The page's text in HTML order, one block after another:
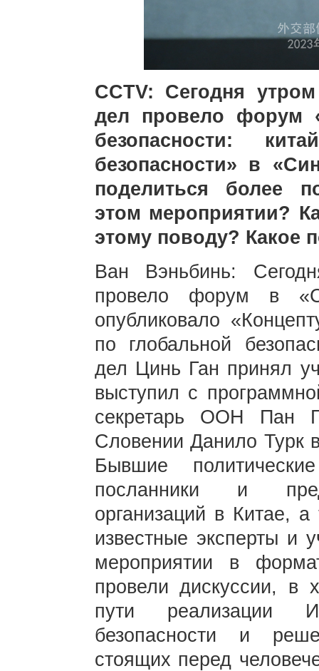
CCTV: Сегодня
дел провело форум
безопасности:
безопасности» в
поделиться более
этом мероприятии?
этому поводу? Какое
Ван Вэньбинь:
провело форум в
опубликовало
по глобальной
дел Цинь Ган принял
выступил с
секретарь ООН Пан
Словении Данило Турк
Бывшие
посланники и
организаций в Китае,
известные эксперты и
мероприятии в
провели дискуссии, в
пути реализации
безопасности и
стоящих перед